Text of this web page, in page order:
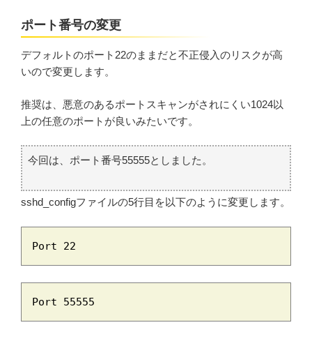
ポート番号の変更
デフォルトのポート22のままだと不正侵入のリスクが高
いので変更します。
推奨は、悪意のあるポートスキャンがされにくい1024以
上の任意のポートが良いみたいです。
今回は、ポート番号55555としました。
sshd_configファイルの5行目を以下のように変更します。
Port 22
Port 55555